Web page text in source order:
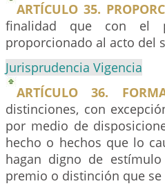
ARTÍCULO 35.
finalidad que con el
proporcionado al acto del
Jurisprudencia Vigencia
ARTÍCULO 36.
distinciones, con
por medio de
hecho o hechos que lo
hagan digno de
premio o distinción que